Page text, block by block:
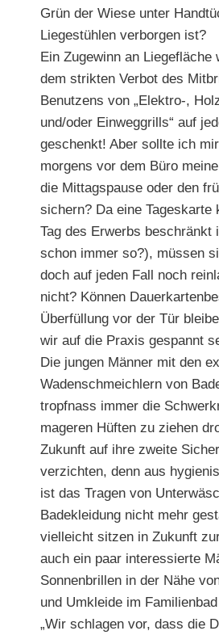
Grün der Wiese unter
Liegestühlen verborgen ist?
Ein Zugewinn an Liegefläche
dem strikten Verbot des
Benutzens von „Elektro-,
und/oder Einweggrills“ auf
geschenkt! Aber sollte ich
morgens vor dem Büro
die Mittagspause oder den
sichern? Da eine Tageskarte
Tag des Erwerbs beschränkt
schon immer so?), müssen
doch auf jeden Fall noch
nicht? Können
Überfüllung vor der Tür
wir auf die Praxis gespannt
Die jungen Männer mit den
Wadenschmeichlern von
tropfnass immer die
mageren Hüften zu ziehen
Zukunft auf ihre zweite
verzichten, denn aus
ist das Tragen von
Badekleidung nicht mehr
vielleicht sitzen in Zukunft
auch ein paar interessierte
Sonnenbrillen in der Nähe
und Umkleide im
„Wir schlagen vor, dass die